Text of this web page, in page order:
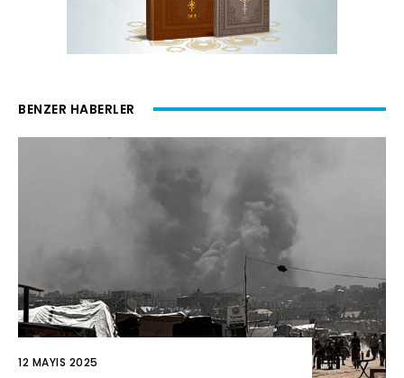
BENZER HABERLER
12 MAYIS 2025